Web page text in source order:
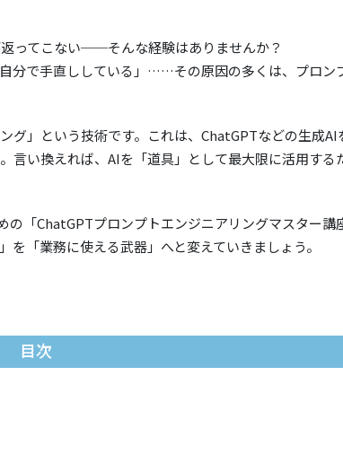
ってこない──そんな経験はありませんか？
分で手直ししている」……その原因の多くは、プロン
グ」という技術です。これは、ChatGPTなどの生成AI
言い換えれば、AIを「道具」として最大限に活用する
「ChatGPTプロンプトエンジニアリングマスター講
「業務に使える武器」へと変えていきましょう。
目次